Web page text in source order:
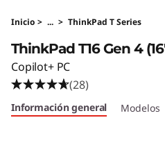
n
k
P
a
Inicio > ... > ThinkPad T Series
ThinkPad T16 Gen 4
Copilot+ PC
(28)
Información general Modelos